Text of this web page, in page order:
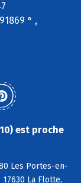
° ,
est proche
Les Portes-en-
La Flotte,